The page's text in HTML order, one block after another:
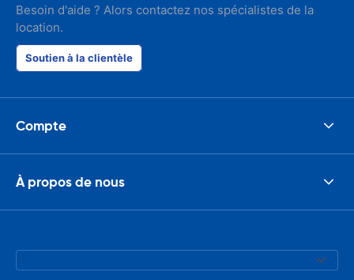
Besoin d'aide ? Alors contactez nos spécialistes de la
location.
Soutien à la clientèle
Compte
À propos de nous